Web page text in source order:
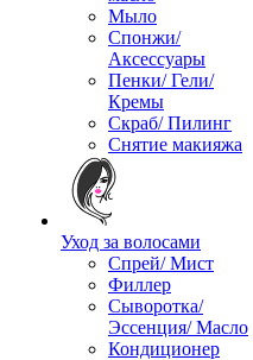
Мыло
Спонжи/
Аксессуары
Пенки/ Гели/
Кремы
Скраб/ Пилинг
Снятие макияжа
Уход за волосами
Спрей/ Мист
Филлер
Сыворотка/
Эссенция/ Масло
Кондиционер